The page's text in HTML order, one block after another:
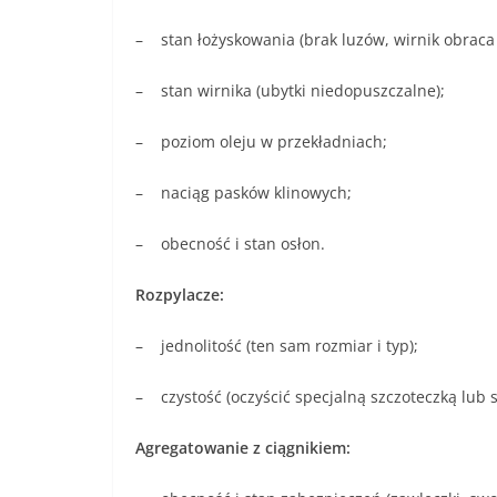
– stan łożyskowania (brak luzów, wirnik
– stan wirnika (ubytki niedopuszczalne);
– poziom oleju w przekładniach;
– naciąg pasków klinowych;
– obecność i stan osłon.
Rozpylacze:
– jednolitość (ten sam rozmiar i typ);
– czystość (oczyścić specjalną szczoteczką lub
Agregatowanie z ciągnikiem: